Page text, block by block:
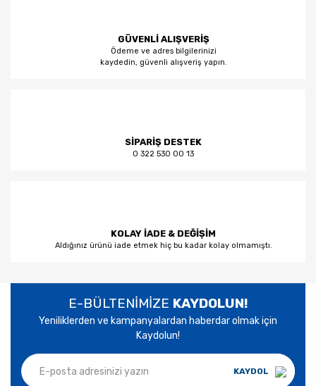
GÜVENLİ ALIŞVERİŞ
Ödeme ve adres bilgilerinizi
kaydedin, güvenli alışveriş yapın.
SİPARİŞ DESTEK
0 322 530 00 13
KOLAY İADE & DEĞİŞİM
Aldığınız ürünü iade etmek hiç bu kadar kolay olmamıştı.
E-BÜLTENİMİZE KAYDOLUN!
Yeniliklerden ve kampanyalardan haberdar olmak için
Kaydolun!
KAYDOL